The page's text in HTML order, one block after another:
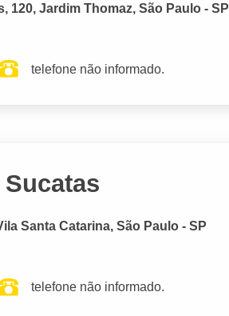
120, Jardim Thomaz, São Paulo - SP
telefone não informado.
Santa Catarina, São Paulo - SP
telefone não informado.